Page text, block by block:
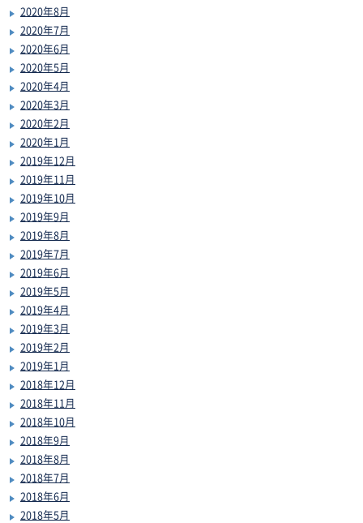
2020年8月
2020年7月
2020年6月
2020年5月
2020年4月
2020年3月
2020年2月
2020年1月
2019年12月
2019年11月
2019年10月
2019年9月
2019年8月
2019年7月
2019年6月
2019年5月
2019年4月
2019年3月
2019年2月
2019年1月
2018年12月
2018年11月
2018年10月
2018年9月
2018年8月
2018年7月
2018年6月
2018年5月